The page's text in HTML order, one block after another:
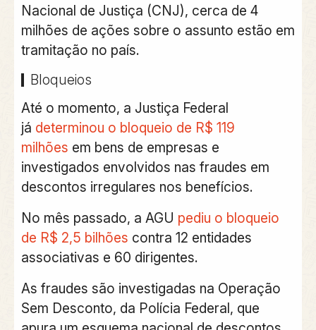
Nacional de Justiça (CNJ), cerca de 4
milhões de ações sobre o assunto estão em
tramitação no país.
Bloqueios
Até o momento, a Justiça Federal
já determinou o bloqueio de R$ 119
milhões em bens de empresas e
investigados envolvidos nas fraudes em
descontos irregulares nos benefícios.
No mês passado, a AGU pediu o bloqueio
de R$ 2,5 bilhões contra 12 entidades
associativas e 60 dirigentes.
As fraudes são investigadas na Operação
Sem Desconto, da Polícia Federal, que